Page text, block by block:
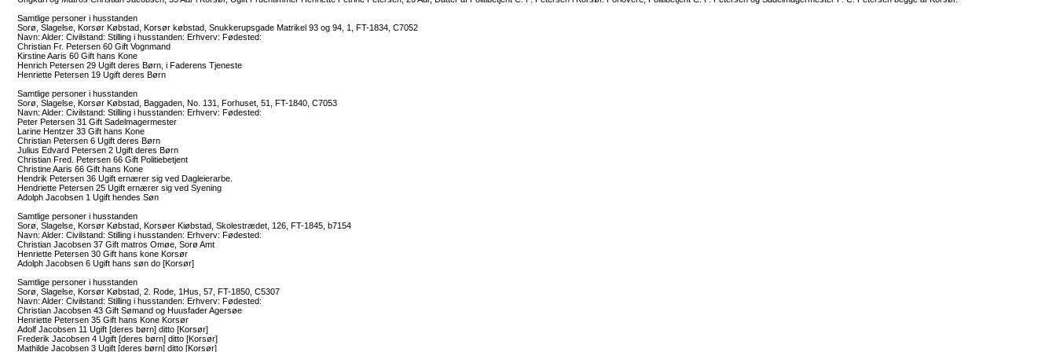
Samtlige personer i husstanden
Sorø, Slagelse, Korsør Købstad, Korsør købstad, Snukkerupsgade Matrikel 93 og 94, 1, FT-1834, C7052
Navn: Alder: Civilstand: Stilling i husstanden: Erhverv: Fødested:
Christian Fr. Petersen 60 Gift Vognmand
Kirstine Aaris 60 Gift hans Kone
Henrich Petersen 29 Ugift deres Børn, i Faderens Tjeneste
Henriette Petersen 19 Ugift deres Børn
Samtlige personer i husstanden
Sorø, Slagelse, Korsør Købstad, Baggaden, No. 131, Forhuset, 51, FT-1840, C7053
Navn: Alder: Civilstand: Stilling i husstanden: Erhverv: Fødested:
Peter Petersen 31 Gift Sadelmagermester
Larine Hentzer 33 Gift hans Kone
Christian Petersen 6 Ugift deres Børn
Julius Edvard Petersen 2 Ugift deres Børn
Christian Fred. Petersen 66 Gift Politiebetjent
Christine Aaris 66 Gift hans Kone
Hendrik Petersen 36 Ugift ernærer sig ved Dagleierarbe.
Hendriette Petersen 25 Ugift ernærer sig ved Syening
Adolph Jacobsen 1 Ugift hendes Søn
Samtlige personer i husstanden
Sorø, Slagelse, Korsør Købstad, Korsøer Kiøbstad, Skolestrædet, 126, FT-1845, b7154
Navn: Alder: Civilstand: Stilling i husstanden: Erhverv: Fødested:
Christian Jacobsen 37 Gift matros Omøe, Sorø Amt
Henriette Petersen 30 Gift hans kone Korsør
Adolph Jacobsen 6 Ugift hans søn do [Korsør]
Samtlige personer i husstanden
Sorø, Slagelse, Korsør Købstad, 2. Rode, 1Hus, 57, FT-1850, C5307
Navn: Alder: Civilstand: Stilling i husstanden: Erhverv: Fødested:
Christian Jacobsen 43 Gift Sømand og Huusfader Agersøe
Henriette Petersen 35 Gift hans Kone Korsør
Adolf Jacobsen 11 Ugift [deres børn] ditto [Korsør]
Frederik Jacobsen 4 Ugift [deres børn] ditto [Korsør]
Mathilde Jacobsen 3 Ugift [deres børn] ditto [Korsør]